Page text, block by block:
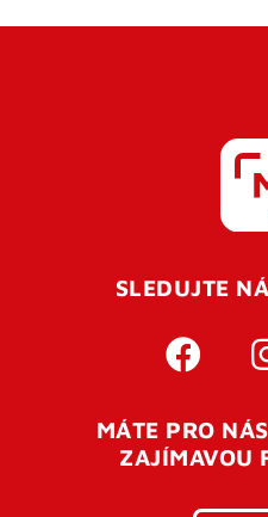
SLEDUJTE
MÁTE PRO
ZAJÍMAVOU